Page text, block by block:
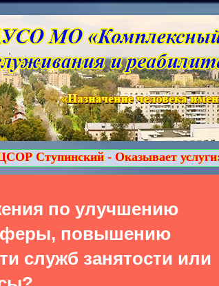
- Оказывает услуги: транспортные
по улучшению
повышению
служб занятости или